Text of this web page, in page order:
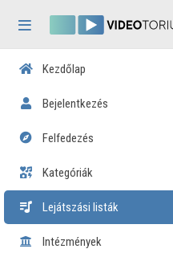
Kezdőlap
Bejelentkezés
Felfedezés
Kategóriák
Lejátszási listák
Intézmények